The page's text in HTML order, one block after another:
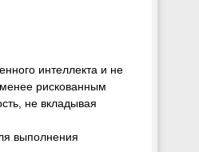
интеллекта и не
рискованным
не вкладывая
выполнения